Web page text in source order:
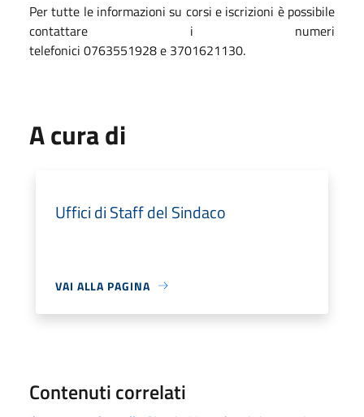
Per tutte le informazioni su corsi e iscrizioni è possibile
contattare i numeri
telefonici 0763551928 e 3701621130.
A cura di
Uffici di Staff del Sindaco
VAI ALLA PAGINA
Contenuti correlati